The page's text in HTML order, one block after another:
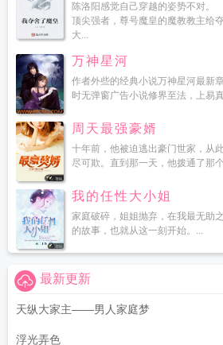
陈洛阳感觉自己穿越的姿势不对
顶尖强者，尊号魔皇的魔教教主
大...
万神星河
作者外些的经典小说万神星河最新
时无弹窗广告小说修界至法，上易
周天最强豪婿
十年前，他被迫逃出豪门世家，从
尽可欺。直到那一天，他拨通了那
我的任性大小姐
家庭破碎，姐姐抛弃，在我最无助
的故事，也就从这一刻开始。...
最新更新
天纵大家主——男人家庭梦
浮光弄色